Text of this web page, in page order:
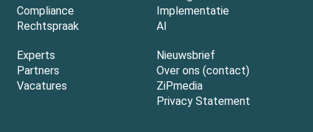
Compliance
Rechtspraak
Implementatie
AI
Experts
Partners
Vacatures
Nieuwsbrief
Over ons (contact)
ZiPmedia
Privacy Statement